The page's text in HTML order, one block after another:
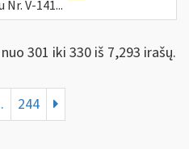
V-141...
301 iki 330 iš 7,293 irašų.
244